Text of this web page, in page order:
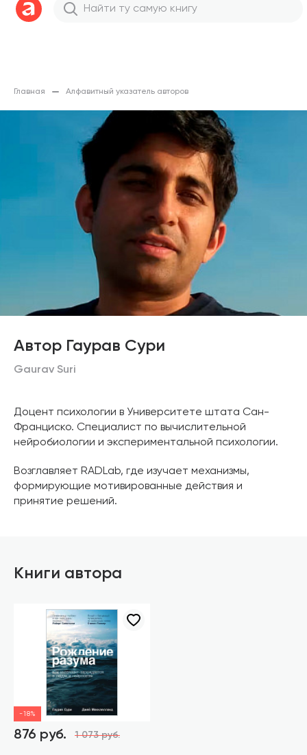
Главная Алфавитный указатель авторов
Автор Гаурав Сури
Gaurav Suri
Доцент психологии в Университете штата Сан-
Франциско. Специалист по вычислительной
нейробиологии и экспериментальной психологии.
Возглавляет RADLab, где изучает механизмы,
формирующие мотивированные действия и
принятие решений.
Книги автора
-18%
876 руб. 1 073 руб.